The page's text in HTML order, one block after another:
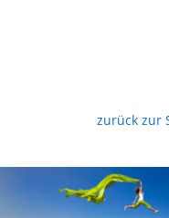
zurück zur